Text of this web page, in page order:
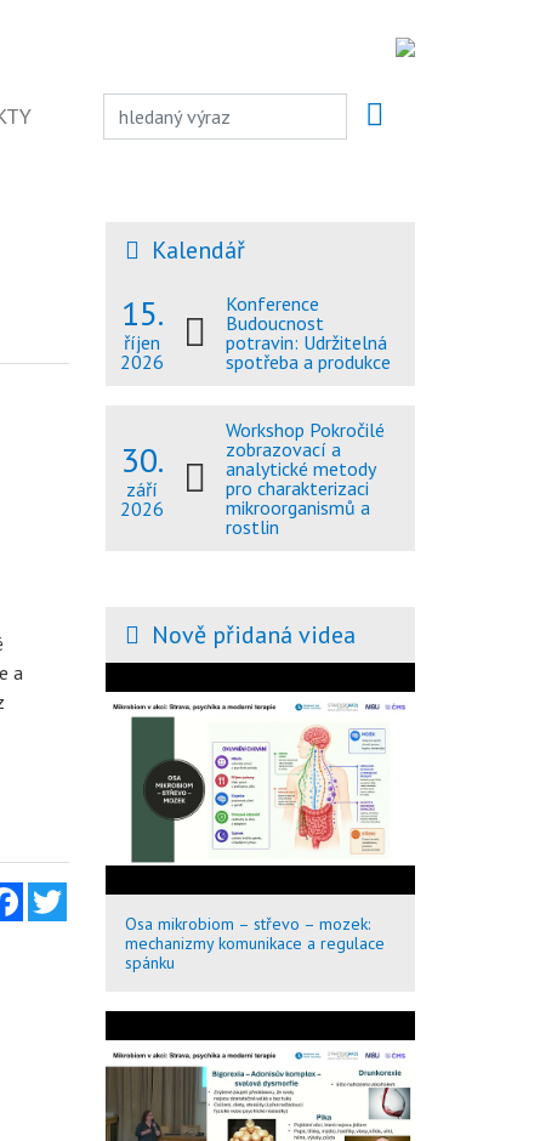
a
FacebookTwitter
Kalendář
15.
říjen
2026
Konference
Budoucnost
potravin: Udržitelná
spotřeba a produkce
30.
září
2026
Workshop Pokročilé
zobrazovací a
analytické metody
pro charakterizaci
mikroorganismů a
rostlin
Nově přidaná videa
Osa mikrobiom – střevo – mozek:
mechanizmy komunikace a regulace
spánku